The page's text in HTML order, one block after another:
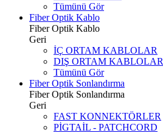
Tümünü Gör
Fiber Optik Kablo
Fiber Optik Kablo
Geri
İÇ ORTAM KABLOLAR
DIŞ ORTAM KABLOLAR
Tümünü Gör
Fiber Optik Sonlandırma
Fiber Optik Sonlandırma
Geri
FAST KONNEKTÖRLER
PİGTAİL - PATCHCORD